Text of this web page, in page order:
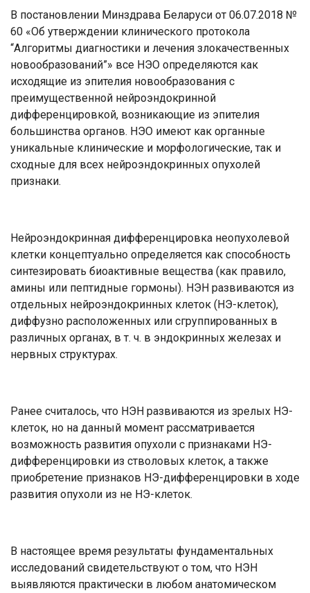
В постановлении Минздрава Беларуси от 06.07.2018 №
60 «Об утверждении клинического протокола
“Алгоритмы диагностики и лечения злокачественных
новообразований”» все НЭО определяются как
исходящие из эпителия новообразования с
преимущественной нейроэндокринной
дифференцировкой, возникающие из эпителия
большинства органов. НЭО имеют как органные
уникальные клинические и морфологические, так и
сходные для всех нейроэндокринных опухолей
признаки.
Нейроэндокринная дифференцировка неопухолевой
клетки концептуально определяется как способность
синтезировать биоактивные вещества (как правило,
амины или пептидные гормоны). НЭН развиваются из
отдельных нейроэндокринных клеток (НЭ-клеток),
диффузно расположенных или сгруппированных в
различных органах, в т. ч. в эндокринных железах и
нервных структурах.
Ранее считалось, что НЭН развиваются из зрелых НЭ-
клеток, но на данный момент рассматривается
возможность развития опухоли с признаками НЭ-
дифференцировки из стволовых клеток, а также
приобретение признаков НЭ-дифференцировки в ходе
развития опухоли из не НЭ-клеток.
В настоящее время результаты фундаментальных
исследований свидетельствуют о том, что НЭН
выявляются практически в любом анатомическом